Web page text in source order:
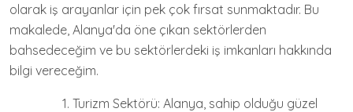
olarak iş arayanlar için pek çok fırsat sunmaktadır. Bu
makalede, Alanya'da öne çıkan sektörlerden
bahsedeceğim ve bu sektörlerdeki iş imkanları hakkında
bilgi vereceğim.
Turizm Sektörü: Alanya, sahip olduğu güzel